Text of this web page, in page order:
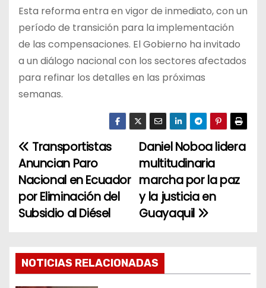
Esta reforma entra en vigor de inmediato, con un
período de transición para la implementación
de las compensaciones. El Gobierno ha invitado
a un diálogo nacional con los sectores afectados
para refinar los detalles en las próximas
semanas.
N
a
v
g
a
Daniel Noboa lidera
multitudinaria
marcha por la paz
y la justicia en
Guayaquil
Transportistas
Anuncian Paro
Nacional en Ecuador
por Eliminación del
Subsidio al Diésel
NOTICIAS RELACIONADAS